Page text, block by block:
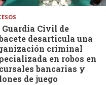
Guardia Civil de
desarticula una
criminal
en robos en
bancarias y
de juego